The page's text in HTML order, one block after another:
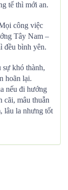
tế thì mới an.
công việc
Tây Nam –
đều bình yên.
sự khó thành,
hoãn lại.
nếu đi hướng
cãi, mâu thuẫn
lâu la nhưng tốt